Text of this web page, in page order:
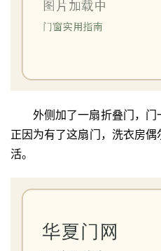
外侧加了一扇折叠门，门
正因为有了这扇门，洗衣房
活。